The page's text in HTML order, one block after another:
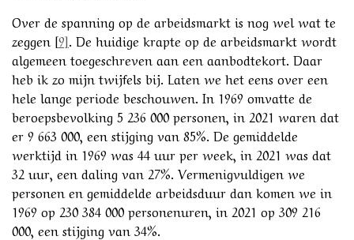
Over de spanning op de arbeidsmarkt is nog wel wat te
zeggen [9]. De huidige krapte op de arbeidsmarkt wordt
algemeen toegeschreven aan een aanbodtekort. Daar
heb ik zo mijn twijfels bij. Laten we het eens over een
hele lange periode beschouwen. In 1969 omvatte de
beroepsbevolking 5 236 000 personen, in 2021 waren dat
er 9 663 000, een stijging van 85%. De gemiddelde
werktijd in 1969 was 44 uur per week, in 2021 was dat
32 uur, een daling van 27%. Vermenigvuldigen we
personen en gemiddelde arbeidsduur dan komen we in
1969 op 230 384 000 personenuren, in 2021 op 309 216
000, een stijging van 34%.